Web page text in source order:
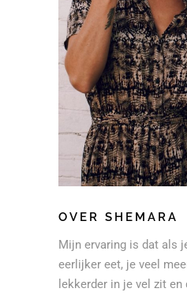
OVER SHEMARA
Mijn ervaring is dat als
eerlijker eet, je veel
lekkerder in je vel zit